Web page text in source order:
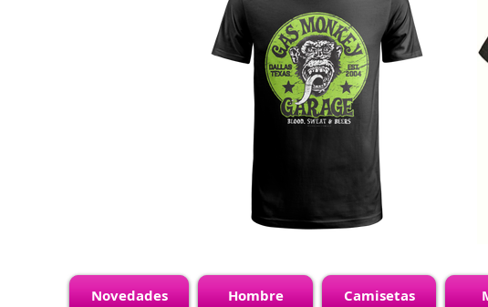
Novedades Hombre Camisetas